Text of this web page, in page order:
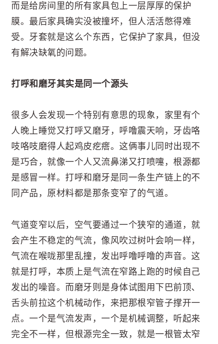
而是给房间里的所有家具包上一层厚厚的保护
膜。最后家具确实没被撞坏，但人活活憋得难
受。牙套就是这么个东西，它保护了家具，但没
有解决缺氧的问题。
打呼和磨牙其实是同一个源头
很多人会发现一个特别有意思的现象，家里有个
人晚上睡觉又打呼又磨牙，呼噜震天响，牙齿咯
吱咯吱磨得人起鸡皮疙瘩。这俩事儿同时出现不
是巧合，就像一个人又流鼻涕又打喷嚏，根源都
是感冒一样。打呼和磨牙是同一条生产链上的不
同产品，原材料都是那条变窄了的气道。
气道变窄以后，空气要通过一个狭窄的通道，就
会产生不稳定的气流，像风吹过树叶会响一样，
气流在喉咙那里乱撞，发出呼噜呼噜的声音。这
就是打呼，本质上是气流在窄路上跑的时候自己
发出的噪音。而磨牙则是身体试图用下巴前顶、
舌头前拉这个机械动作，来把那根窄管子撑开一
点。一个是气流发声，一个是机械调整，听起来
完全不一样，但根源完全一致，就是一根管太窄